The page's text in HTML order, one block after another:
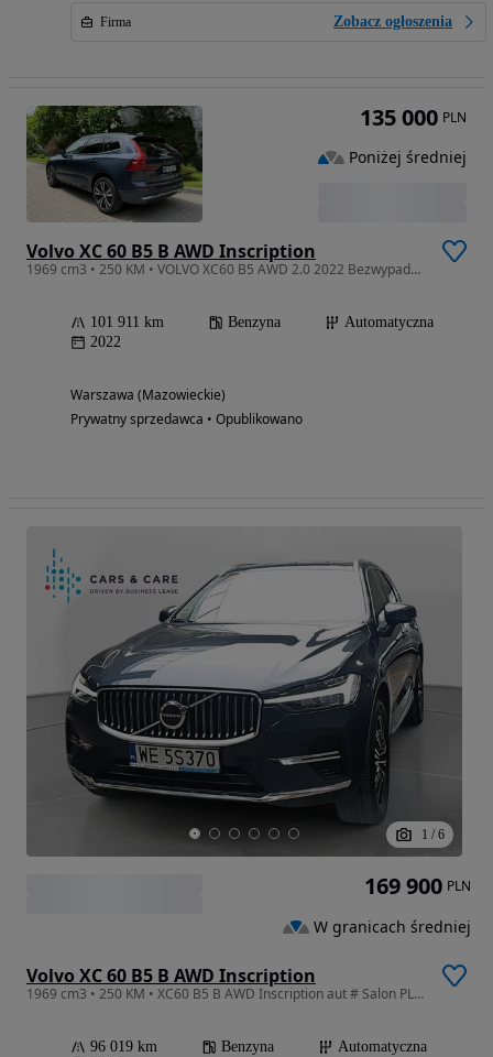
Firma Zobacz ogłoszenia
Volvo XC 60 B5 B AWD Inscription
1969 cm3 • 250 KM • VOLVO XC60 B5 AWD 2.0 2022 Bezwypadkowy
101 911 km Benzyna
Automatyczna
2022
Warszawa (Mazowieckie)
Prywatny sprzedawca • Opublikowano
135 000 PLN
Poniżej średniej
1 / 6
Volvo XC 60 B5 B AWD Inscription
1969 cm3 • 250 KM • XC60 B5 B AWD Inscription aut # Salon PL # FV23%VAT! # Gwarancja!
96 019 km Benzyna
Automatyczna
169 900 PLN
W granicach średniej